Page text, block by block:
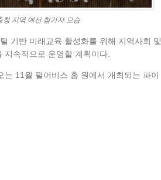
지역 예선 참가자 모습.
기반 미래교육 활성화를 위해 지역사회 및
지속적으로 운영할 계획이다.
11월 펄어비스 홈 원에서 개최되는 파이